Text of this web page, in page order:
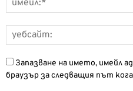
Запазване на името, имейл
браузър за следващия път